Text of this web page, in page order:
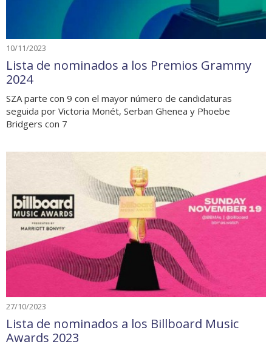
10/11/2023
Lista de nominados a los Premios Grammy
2024
SZA parte con 9 con el mayor número de candidaturas
seguida por Victoria Monét, Serban Ghenea y Phoebe
Bridgers con 7
27/10/2023
Lista de nominados a los Billboard Music
Awards 2023